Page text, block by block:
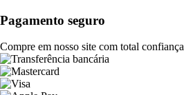
Pagamento seguro
Compre em nosso site com total confiança